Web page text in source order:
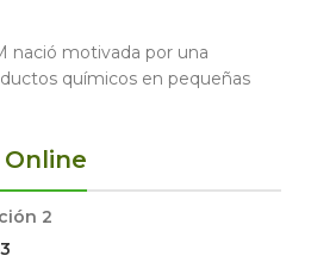
nació motivada por una
químicos en pequeñas
2